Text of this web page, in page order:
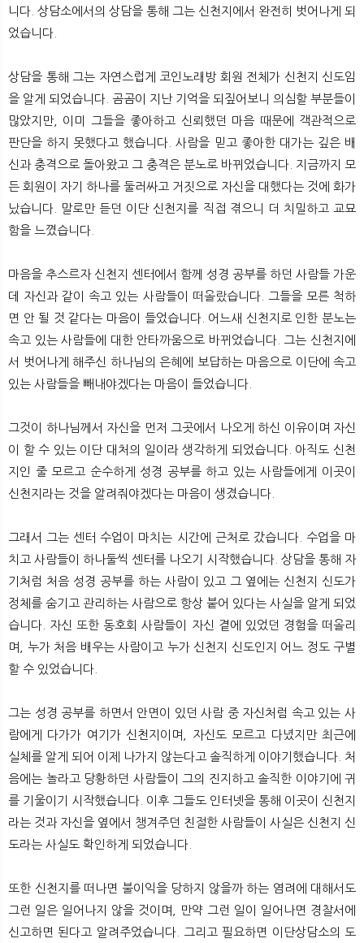
니다. 상담소에서의 상담을 통해 그는 신천지에서 완전히 벗어나게 되
었습니다.
상담을 통해 그는 자연스럽게 코인노래방 회원 전체가 신천지 신도임
을 알게 되었습니다. 곰곰이 지난 기억을 되짚어보니 의심할 부분들이
많았지만, 이미 그들을 좋아하고 신뢰했던 마음 때문에 객관적으로
판단을 하지 못했다고 했습니다. 사람을 믿고 좋아한 대가는 깊은 배
신과 충격으로 돌아왔고 그 충격은 분노로 바뀌었습니다. 지금까지 모
든 회원이 자기 하나를 둘러싸고 거짓으로 자신을 대했다는 것에 화가
났습니다. 말로만 듣던 이단 신천지를 직접 겪으니 더 치밀하고 교묘
함을 느꼈습니다.
마음을 추스르자 신천지 센터에서 함께 성경 공부를 하던 사람들 가운
데 자신과 같이 속고 있는 사람들이 떠올랐습니다. 그들을 모른 척하
면 안 될 것 같다는 마음이 들었습니다. 어느새 신천지로 인한 분노는
속고 있는 사람들에 대한 안타까움으로 바뀌었습니다. 그는 신천지에
서 벗어나게 해주신 하나님의 은혜에 보답하는 마음으로 이단에 속고
있는 사람들을 빼내야겠다는 마음이 들었습니다.
그것이 하나님께서 자신을 먼저 그곳에서 나오게 하신 이유이며 자신
이 할 수 있는 이단 대처의 일이라 생각하게 되었습니다. 아직도 신천
지인 줄 모르고 순수하게 성경 공부를 하고 있는 사람들에게 이곳이
신천지라는 것을 알려줘야겠다는 마음이 생겼습니다.
그래서 그는 센터 수업이 마치는 시간에 근처로 갔습니다. 수업을 마
치고 사람들이 하나둘씩 센터를 나오기 시작했습니다. 상담을 통해 자
기처럼 처음 성경 공부를 하는 사람이 있고 그 옆에는 신천지 신도가
정체를 숨기고 관리하는 사람으로 항상 붙어 있다는 사실을 알게 되었
습니다. 자신 또한 동호회 사람들이 자신 곁에 있었던 경험을 떠올리
며, 누가 처음 배우는 사람이고 누가 신천지 신도인지 어느 정도 구별
할 수 있었습니다.
그는 성경 공부를 하면서 안면이 있던 사람 중 자신처럼 속고 있는 사
람에게 다가가 여기가 신천지이며, 자신도 모르고 다녔지만 최근에
실체를 알게 되어 이제 나가지 않는다고 솔직하게 이야기했습니다. 처
음에는 놀라고 당황하던 사람들이 그의 진지하고 솔직한 이야기에 귀
를 기울이기 시작했습니다. 이후 그들도 인터넷을 통해 이곳이 신천지
라는 것과 자신을 옆에서 챙겨주던 친절한 사람들이 사실은 신천지 신
도라는 사실도 확인하게 되었습니다.
또한 신천지를 떠나면 불이익을 당하지 않을까 하는 염려에 대해서도
그런 일은 일어나지 않을 것이며, 만약 그런 일이 일어나면 경찰서에
신고하면 된다고 알려주었습니다. 그리고 필요하면 이단상담소의 도